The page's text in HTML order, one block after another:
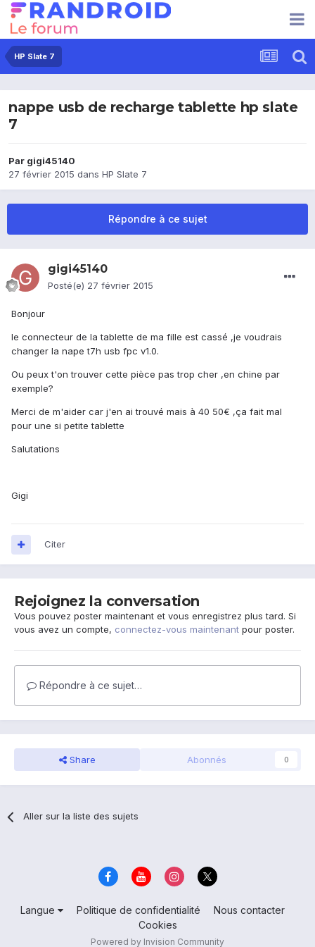
HP Slate 7
nappe usb de recharge tablette hp slate
7
Par gigi45140
27 février 2015 dans HP Slate 7
Répondre à ce sujet
gigi45140
Posté(e) 27 février 2015
Bonjour
le connecteur de la tablette de ma fille est cassé ,je voudrais
changer la nape t7h usb fpc v1.0.
Ou peux t'on trouver cette pièce pas trop cher ,en chine par
exemple?
Merci de m'aider car j'en ai trouvé mais à 40 50€ ,ça fait mal
pour une si petite tablette
Salutations
Gigi
Citer
Rejoignez la conversation
Vous pouvez poster maintenant et vous enregistrez plus tard. Si
vous avez un compte, connectez-vous maintenant pour poster.
Répondre à ce sujet…
Share Abonnés 0
Aller sur la liste des sujets
Langue Politique de confidentialité
Nous contacter
Cookies
Powered by Invision Community